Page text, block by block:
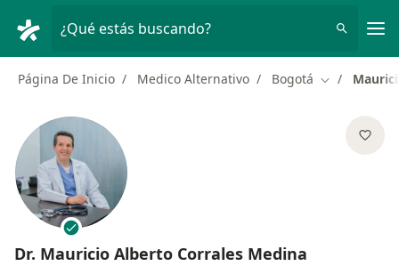
¿Qué estás buscando?
Página De Inicio Medico Alternativo Bogotá Cambiar de
Dr. Mauricio Alberto Corrales Medina